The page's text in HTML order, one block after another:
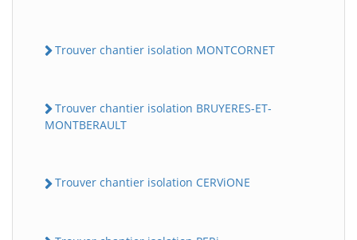
Trouver chantier isolation MONTCORNET
Trouver chantier isolation BRUYERES-ET-
MONTBERAULT
Trouver chantier isolation CERViONE